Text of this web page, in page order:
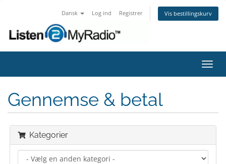
Dansk Log ind Registrer Vis bestillingskurv
Skift
Gennemse & betal
Kategorier